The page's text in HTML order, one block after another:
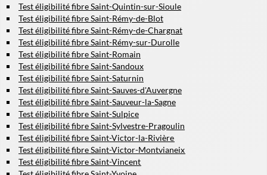
Test éligibilité fibre Saint-Quintin-sur-Sioule
Test éligibilité fibre Saint-Rémy-de-Blot
Test éligibilité fibre Saint-Rémy-de-Chargnat
Test éligibilité fibre Saint-Rémy-sur-Durolle
Test éligibilité fibre Saint-Romain
Test éligibilité fibre Saint-Sandoux
Test éligibilité fibre Saint-Saturnin
Test éligibilité fibre Saint-Sauves-d'Auvergne
Test éligibilité fibre Saint-Sauveur-la-Sagne
Test éligibilité fibre Saint-Sulpice
Test éligibilité fibre Saint-Sylvestre-Pragoulin
Test éligibilité fibre Saint-Victor-la-Rivière
Test éligibilité fibre Saint-Victor-Montvianeix
Test éligibilité fibre Saint-Vincent